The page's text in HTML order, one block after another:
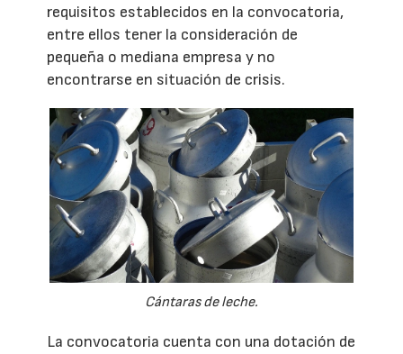
requisitos establecidos en la convocatoria,
entre ellos tener la consideración de
pequeña o mediana empresa y no
encontrarse en situación de crisis.
Cántaras de leche.
La convocatoria cuenta con una dotación de